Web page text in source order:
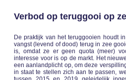
Verbod op teruggooi op
De praktijk van het teruggooien houdt
vangst (levend of dood) terug in zee
is, omdat ze er geen quota (meer)
interesse voor is op de markt. Het
een aanlandplicht op, om deze
in staat te stellen zich aan te passen,